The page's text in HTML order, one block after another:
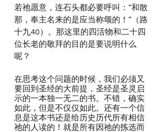
若祂愿意，连石头都必要呼叫：“和散
那，奉主名来的是应当称颂的！”（路
十九40）。那这里的四活物和二十四
位长老的敬拜的目的是要说明什么
呢？
在思考这个问题的时候，我们必须又
要回到圣经的大前提，圣经是圣灵启
示的一本独一无二的书。不错，确实
如此，但是不仅仅如此。还有一个信
息是这本书还是给历史历代所有相信
祂的人读的！就是所有因祂的拣选而